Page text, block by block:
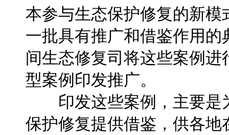
本参与生态保护修复的新
一批具有推广和借鉴作用
间生态修复司将这些案例
型案例印发推广。
印发这些案例，主要是
保护修复提供借鉴，供各